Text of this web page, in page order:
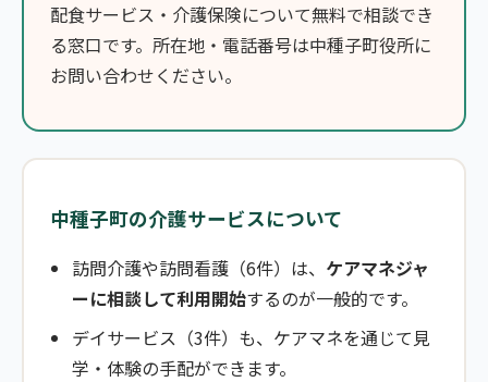
配食サービス・介護保険について無料で相談でき
る窓口です。所在地・電話番号は中種子町役所に
お問い合わせください。
中種子町の介護サービスについて
訪問介護や訪問看護（6件）は、 ケアマネジャ
ーに相談して利用開始するのが一般的です。
デイサービス（3件）も、ケアマネを通じて見
学・体験の手配ができます。